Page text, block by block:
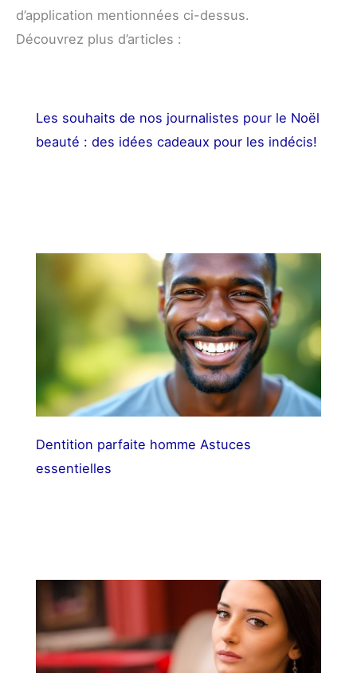
d’application mentionnées ci-dessus.
Découvrez plus d’articles :
Les souhaits de nos journalistes pour le Noël
beauté : des idées cadeaux pour les indécis!
Dentition parfaite homme Astuces
essentielles